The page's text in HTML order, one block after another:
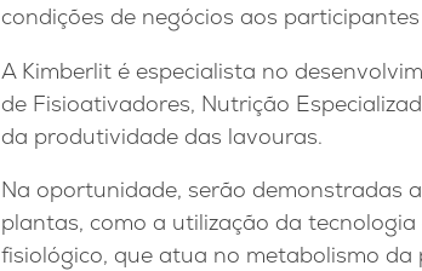
condições de negócios aos
A Kimberlit é especialista no
de Fisioativadores, Nutrição
da produtividade das lavouras.
Na oportunidade, serão demonstradas
plantas, como a utilização da
fisiológico, que atua no metabolismo